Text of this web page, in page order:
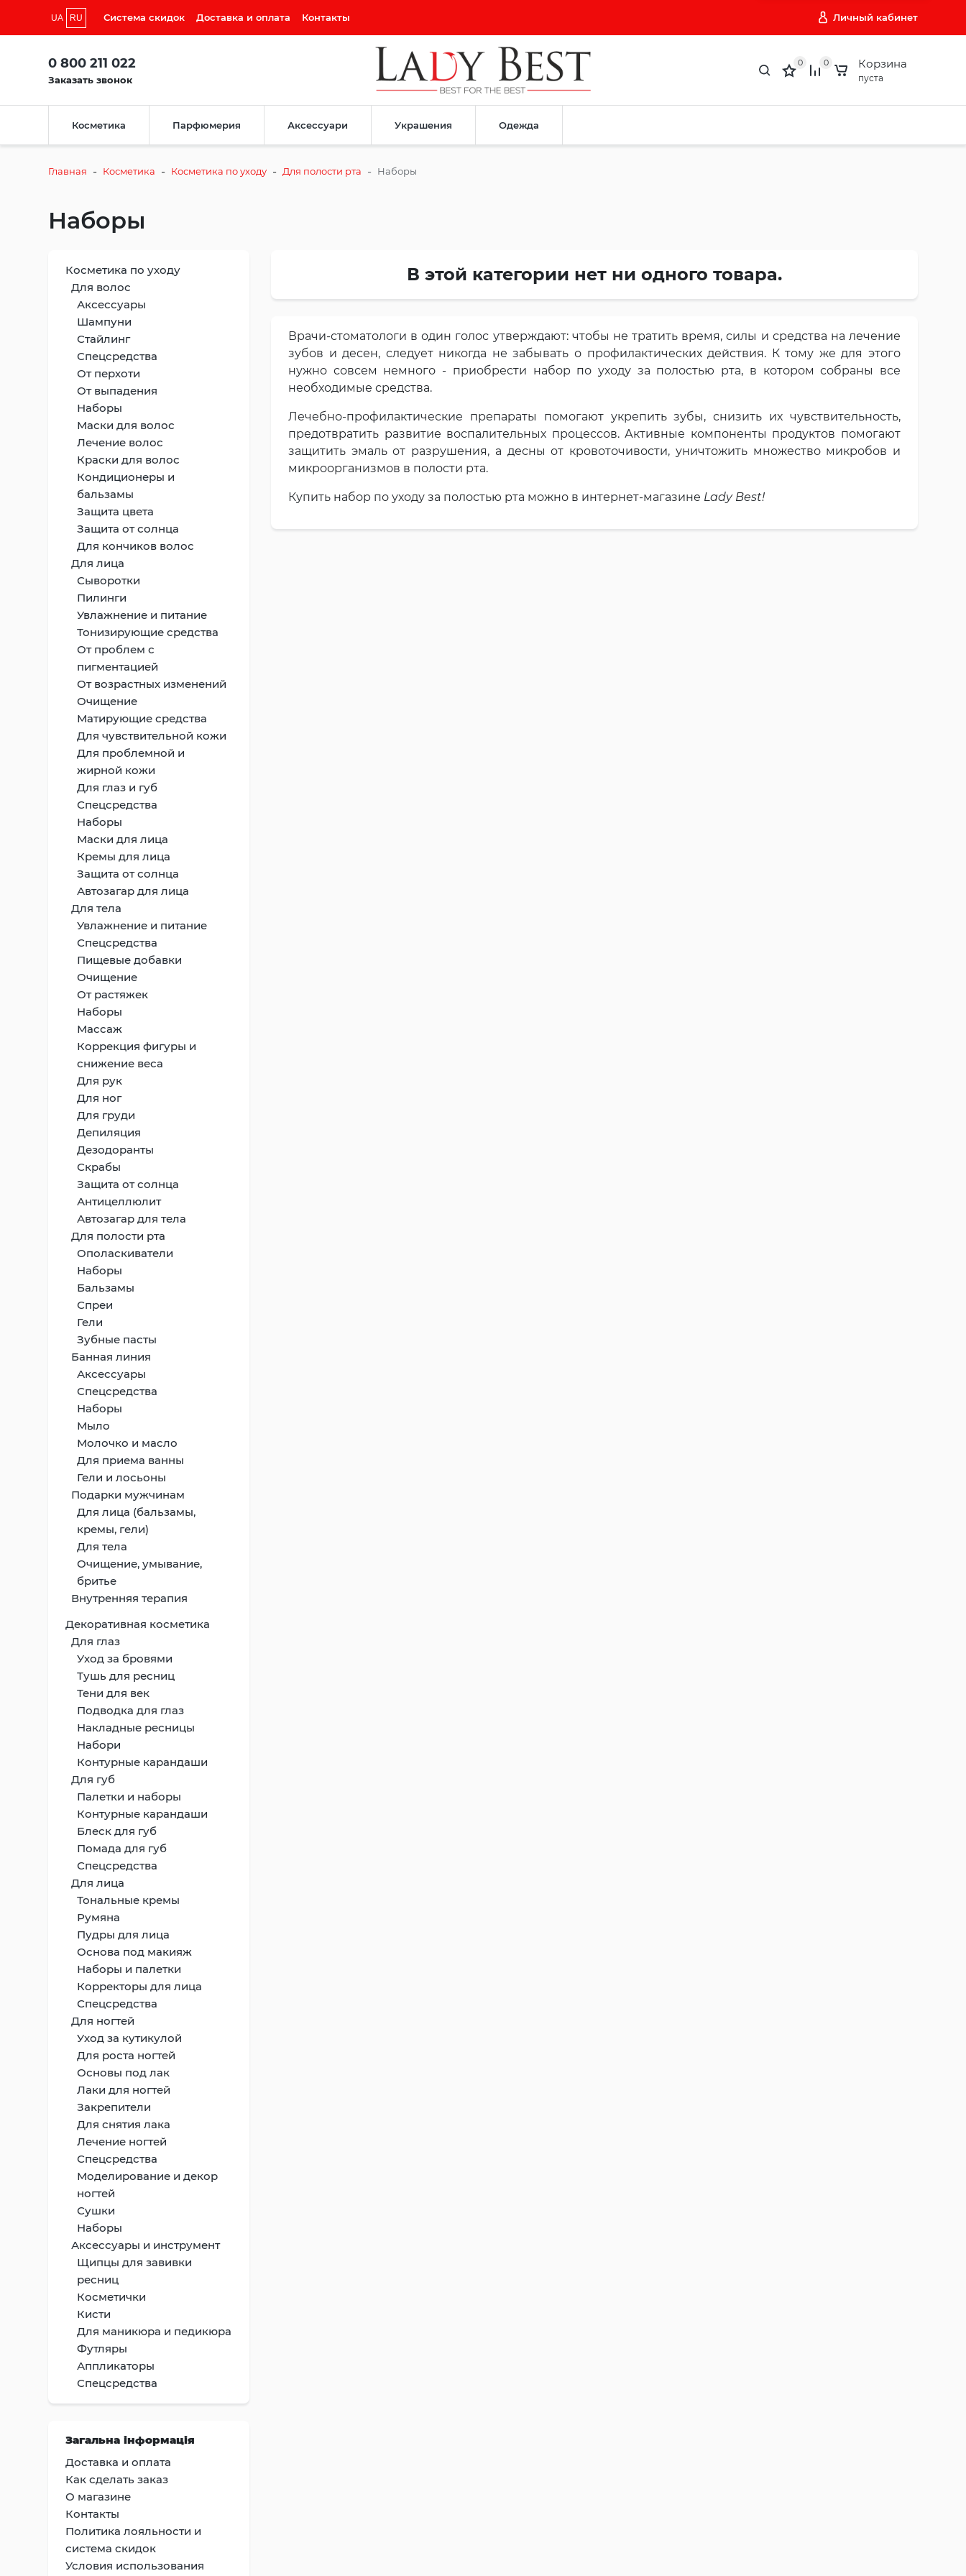
UA RU Система скидок Доставка и оплата Контакты Личный кабинет
0 800 211 022
Заказать звонок
0 0 Корзина
пуста
Косметика Парфюмерия Аксессуари Украшения Одежда
Главная - Косметика - Косметика по уходу - Для полости рта - Наборы
Наборы
Косметика по уходу
Для волос
Аксессуары
Шампуни
Стайлинг
Спецсредства
От перхоти
От выпадения
Наборы
Маски для волос
Лечение волос
Краски для волос
Кондиционеры и
бальзамы
Защита цвета
Защита от солнца
Для кончиков волос
Для лица
Сыворотки
Пилинги
Увлажнение и питание
Тонизирующие средства
От проблем с
пигментацией
От возрастных изменений
Очищение
Матирующие средства
Для чувствительной кожи
Для проблемной и
жирной кожи
Для глаз и губ
Спецсредства
Наборы
Маски для лица
Кремы для лица
Защита от солнца
Автозагар для лица
Для тела
Увлажнение и питание
Спецсредства
Пищевые добавки
Очищение
От растяжек
Наборы
Массаж
Коррекция фигуры и
снижение веса
Для рук
Для ног
Для груди
Депиляция
Дезодоранты
Скрабы
Защита от солнца
Антицеллюлит
Автозагар для тела
Для полости рта
Ополаскиватели
Наборы
Бальзамы
Спреи
Гели
Зубные пасты
Банная линия
Аксессуары
Спецсредства
Наборы
Мыло
Молочко и масло
Для приема ванны
Гели и лосьоны
Подарки мужчинам
Для лица (бальзамы,
кремы, гели)
Для тела
Очищение, умывание,
бритье
Внутренняя терапия
Декоративная косметика
Для глаз
Уход за бровями
Тушь для ресниц
Тени для век
Подводка для глаз
Накладные ресницы
Набори
Контурные карандаши
Для губ
Палетки и наборы
Контурные карандаши
Блеск для губ
Помада для губ
Спецсредства
Для лица
Тональные кремы
Румяна
Пудры для лица
Основа под макияж
Наборы и палетки
Корректоры для лица
Спецсредства
Для ногтей
Уход за кутикулой
Для роста ногтей
Основы под лак
Лаки для ногтей
Закрепители
Для снятия лака
Лечение ногтей
Спецсредства
Моделирование и декор
ногтей
Сушки
Наборы
Аксессуары и инструмент
Щипцы для завивки
ресниц
Косметички
Кисти
Для маникюра и педикюра
Футляры
Аппликаторы
Спецсредства
Загальна інформація
Доставка и оплата
Как сделать заказ
О магазине
Контакты
Политика лояльности и
система скидок
Условия использования
В этой категории нет ни одного товара.
Врачи-стоматологи в один голос утверждают: чтобы не тратить время, силы и средства на лечение
зубов и десен, следует никогда не забывать о профилактических действия. К тому же для этого
нужно совсем немного - приобрести набор по уходу за полостью рта, в котором собраны все
необходимые средства.
Лечебно-профилактические препараты помогают укрепить зубы, снизить их чувствительность,
предотвратить развитие воспалительных процессов. Активные компоненты продуктов помогают
защитить эмаль от разрушения, а десны от кровоточивости, уничтожить множество микробов и
микроорганизмов в полости рта.
Купить набор по уходу за полостью рта можно в интернет-магазине Lady Best!